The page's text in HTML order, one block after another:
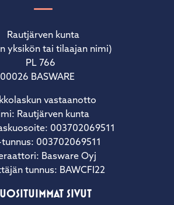
Rautjärven kunta
yksikön tai tilaajan nimi)
PL 766
00026 BASWARE
vastaanotto
Rautjärven kunta
003702069511
tunnus: 003702069511
Basware Oyj
tunnus: BAWCFI22
SIVUT